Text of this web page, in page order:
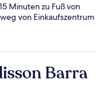
Minuten zu Fuß von
von Einkaufszentrum
Barra